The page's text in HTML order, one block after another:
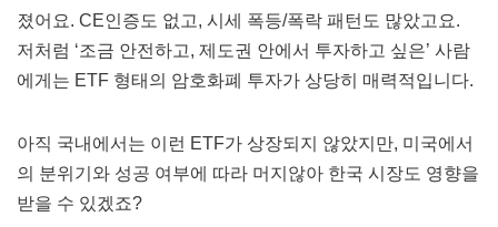
졌어요. CE인증도 없고, 시세 폭등/폭락 패턴도 많았고요.
저처럼 ‘조금 안전하고, 제도권 안에서 투자하고 싶은’ 사람
에게는 ETF 형태의 암호화폐 투자가 상당히 매력적입니다.
아직 국내에서는 이런 ETF가 상장되지 않았지만, 미국에서
의 분위기와 성공 여부에 따라 머지않아 한국 시장도 영향을
받을 수 있겠죠?